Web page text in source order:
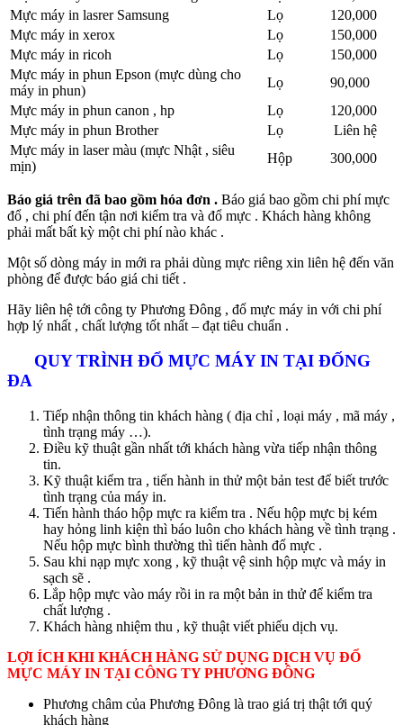
Mực máy in lasrer Samsung
Lọ
120,000
Mực máy in xerox
Lọ
150,000
Mực máy in ricoh
Lọ
150,000
Mực máy in phun Epson (mực dùng cho
máy in phun)
Lọ
90,000
Mực máy in phun canon , hp
Lọ
120,000
Mực máy in phun Brother
Lọ
Liên hệ
Mực máy in laser màu (mực Nhật , siêu
mịn)
Hộp 300,000
Báo giá trên đã bao gồm hóa đơn . Báo giá bao gồm chi phí mực
đổ , chi phí đến tận nơi kiểm tra và đổ mực . Khách hàng không
phải mất bất kỳ một chi phí nào khác .
Một số dòng máy in mới ra phải dùng mực riêng xin liên hệ đến văn
phòng để được báo giá chi tiết .
Hãy liên hệ tới công ty Phương Đông , đổ mực máy in với chi phí
hợp lý nhất , chất lượng tốt nhất – đạt tiêu chuẩn .
QUY TRÌNH ĐỔ MỰC MÁY IN TẠI ĐỐNG
ĐA
Tiếp nhận thông tin khách hàng ( địa chỉ , loại máy , mã máy ,
tình trạng máy …).
Điều kỹ thuật gần nhất tới khách hàng vừa tiếp nhận thông
tin.
Kỹ thuật kiểm tra , tiến hành in thử một bản test để biết trước
tình trạng của máy in.
Tiến hành tháo hộp mực ra kiểm tra . Nếu hộp mực bị kém
hay hỏng linh kiện thì báo luôn cho khách hàng về tình trạng .
Nếu hộp mực bình thường thì tiến hành đổ mực .
Sau khi nạp mực xong , kỹ thuật vệ sinh hộp mực và máy in
sạch sẽ .
Lắp hộp mực vào máy rồi in ra một bản in thử để kiểm tra
chất lượng .
Khách hàng nhiệm thu , kỹ thuật viết phiếu dịch vụ.
LỢI ÍCH KHI KHÁCH HÀNG SỬ DỤNG DỊCH VỤ ĐỔ
MỰC MÁY IN TẠI CÔNG TY PHƯƠNG ĐÔNG
Phương châm của Phương Đông là trao giá trị thật tới quý
khách hàng